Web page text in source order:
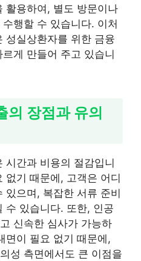
활용하여, 별도 방문이나
행할 수 있습니다. 이처
성실상환자를 위한 금융
게 만들어 주고 있습니
의 장점과 유의
시간과 비용의 절감입니
없기 때문에, 고객은 어디
있으며, 복잡한 서류 준비
수 있습니다. 또한, 인공
신속한 심사가 가능하
면이 필요 없기 때문에,
성 측면에서도 큰 이점을